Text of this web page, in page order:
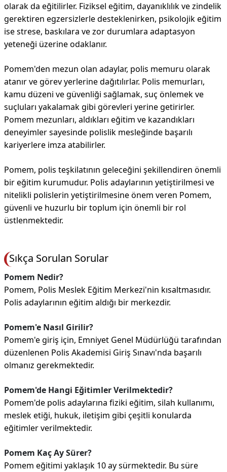
olarak da eğitilirler. Fiziksel eğitim, dayanıklılık ve zindelik
gerektiren egzersizlerle desteklenirken, psikolojik eğitim
ise strese, baskılara ve zor durumlara adaptasyon
yeteneği üzerine odaklanır.
Pomem'den mezun olan adaylar, polis memuru olarak
atanır ve görev yerlerine dağıtılırlar. Polis memurları,
kamu düzeni ve güvenliği sağlamak, suç önlemek ve
suçluları yakalamak gibi görevleri yerine getirirler.
Pomem mezunları, aldıkları eğitim ve kazandıkları
deneyimler sayesinde polislik mesleğinde başarılı
kariyerlere imza atabilirler.
Pomem, polis teşkilatının geleceğini şekillendiren önemli
bir eğitim kurumudur. Polis adaylarının yetiştirilmesi ve
nitelikli polislerin yetiştirilmesine önem veren Pomem,
güvenli ve huzurlu bir toplum için önemli bir rol
üstlenmektedir.
Sıkça Sorulan Sorular
Pomem Nedir?
Pomem, Polis Meslek Eğitim Merkezi'nin kısaltmasıdır.
Polis adaylarının eğitim aldığı bir merkezdir.
Pomem'e Nasıl Girilir?
Pomem'e giriş için, Emniyet Genel Müdürlüğü tarafından
düzenlenen Polis Akademisi Giriş Sınavı'nda başarılı
olmanız gerekmektedir.
Pomem'de Hangi Eğitimler Verilmektedir?
Pomem'de polis adaylarına fiziki eğitim, silah kullanımı,
meslek etiği, hukuk, iletişim gibi çeşitli konularda
eğitimler verilmektedir.
Pomem Kaç Ay Sürer?
Pomem eğitimi yaklaşık 10 ay sürmektedir. Bu süre